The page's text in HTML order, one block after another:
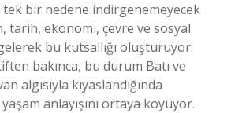
tek bir nedene indirgenemeyecek
tarih, ekonomi, çevre ve sosyal
bu kutsallığı oluşturuyor.
bakınca, bu durum Batı ve
algısıyla kıyaslandığında
anlayışını ortaya koyuyor.